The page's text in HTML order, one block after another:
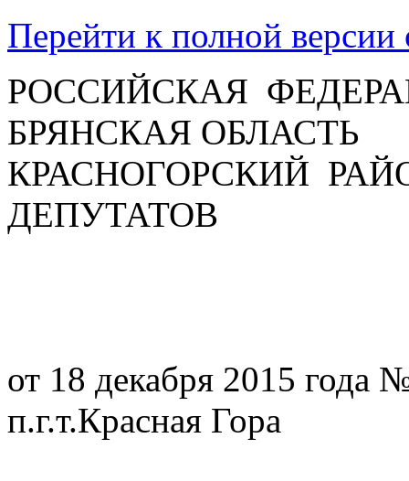
Перейти к полной версии
РОССИЙСКАЯ
БРЯНСКАЯ ОБЛАСТЬ
КРАСНОГОРСКИЙ
ДЕПУТАТОВ
от 18 декабря 2015 года
п.г.т.Красная Гора